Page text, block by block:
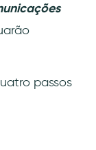
passos